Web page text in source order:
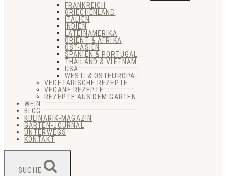
FRANKREICH
GRIECHENLAND
ITALIEN
INDIEN
LATEINAMERIKA
ORIENT & AFRIKA
OST-ASIEN
SPANIEN & PORTUGAL
THAILAND & VIETNAM
USA
WEST- & OSTEUROPA
VEGETARISCHE REZEPTE
VEGANE REZEPTE
REZEPTE AUS DEM GARTEN
WEIN
BLOG
KULINARIK-MAGAZIN
GARTEN-JOURNAL
UNTERWEGS
KONTAKT
SUCHE